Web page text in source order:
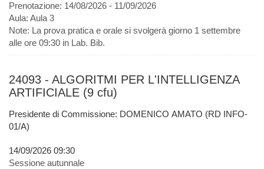
Prenotazione: 14/08/2026 - 11/09/2026
Aula: Aula 3
Note: La prova pratica e orale si svolgerà giorno 1 settembre
alle ore 09:30 in Lab. Bib.
24093 - ALGORITMI PER L'INTELLIGENZA
ARTIFICIALE (9 cfu)
Presidente di Commissione: DOMENICO AMATO (RD INFO-
01/A)
14/09/2026 09:30
Sessione autunnale